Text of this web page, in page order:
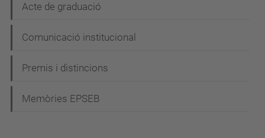
Acte de graduació
Comunicació institucional
Premis i distincions
Memòries EPSEB